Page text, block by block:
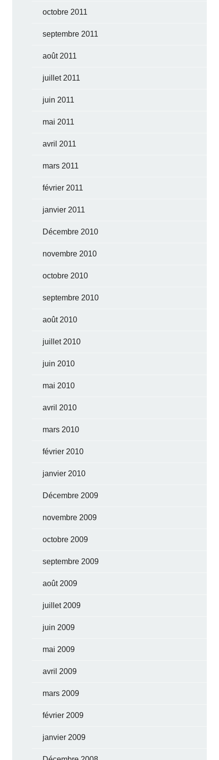
octobre 2011
septembre 2011
août 2011
juillet 2011
juin 2011
mai 2011
avril 2011
mars 2011
février 2011
janvier 2011
Décembre 2010
novembre 2010
octobre 2010
septembre 2010
août 2010
juillet 2010
juin 2010
mai 2010
avril 2010
mars 2010
février 2010
janvier 2010
Décembre 2009
novembre 2009
octobre 2009
septembre 2009
août 2009
juillet 2009
juin 2009
mai 2009
avril 2009
mars 2009
février 2009
janvier 2009